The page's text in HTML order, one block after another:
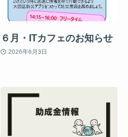
６月・ITカフェのお知らせ
2026年6月3日